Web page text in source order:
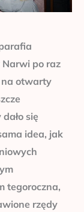
po raz
na otwarty
się
idea, jak
tegoroczna,
rzędy